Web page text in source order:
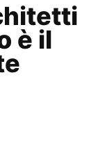
è il